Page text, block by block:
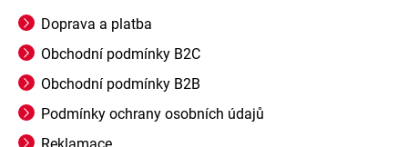
Doprava a platba
Obchodní podmínky B2C
Obchodní podmínky B2B
Podmínky ochrany osobních údajů